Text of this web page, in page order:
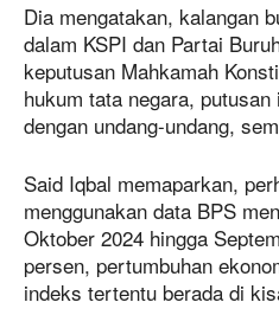
Dia mengatakan, kalangan
dalam KSPI dan Partai
keputusan Mahkamah
hukum tata negara,
dengan undang-undang,
Said Iqbal memaparkan,
menggunakan data BPS
Oktober 2024 hingga
persen, pertumbuhan
indeks tertentu berada di